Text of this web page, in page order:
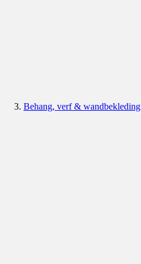
Behang, verf & wandbekleding